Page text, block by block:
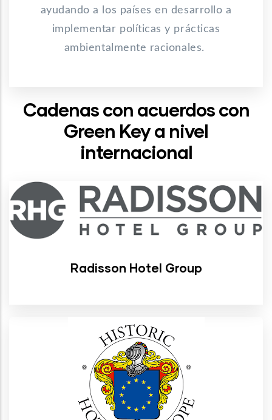
ayudando a los países en desarrollo a
implementar políticas y prácticas
ambientalmente racionales.
Cadenas con acuerdos con
Green Key a nivel
internacional
Radisson Hotel Group